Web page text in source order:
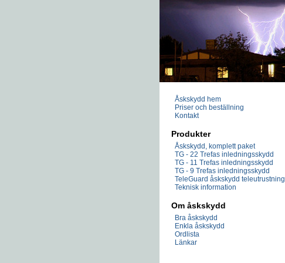
Åskskydd hem
Priser och beställning
Kontakt
Produkter
Åskskydd, komplett paket
TG - 22 Trefas inledningsskydd
TG - 11 Trefas inledningsskydd
TG - 9 Trefas inledningsskydd
TeleGuard åskskydd teleutrustning
Teknisk information
Om åskskydd
Bra åskskydd
Enkla åskskydd
Ordlista
Länkar